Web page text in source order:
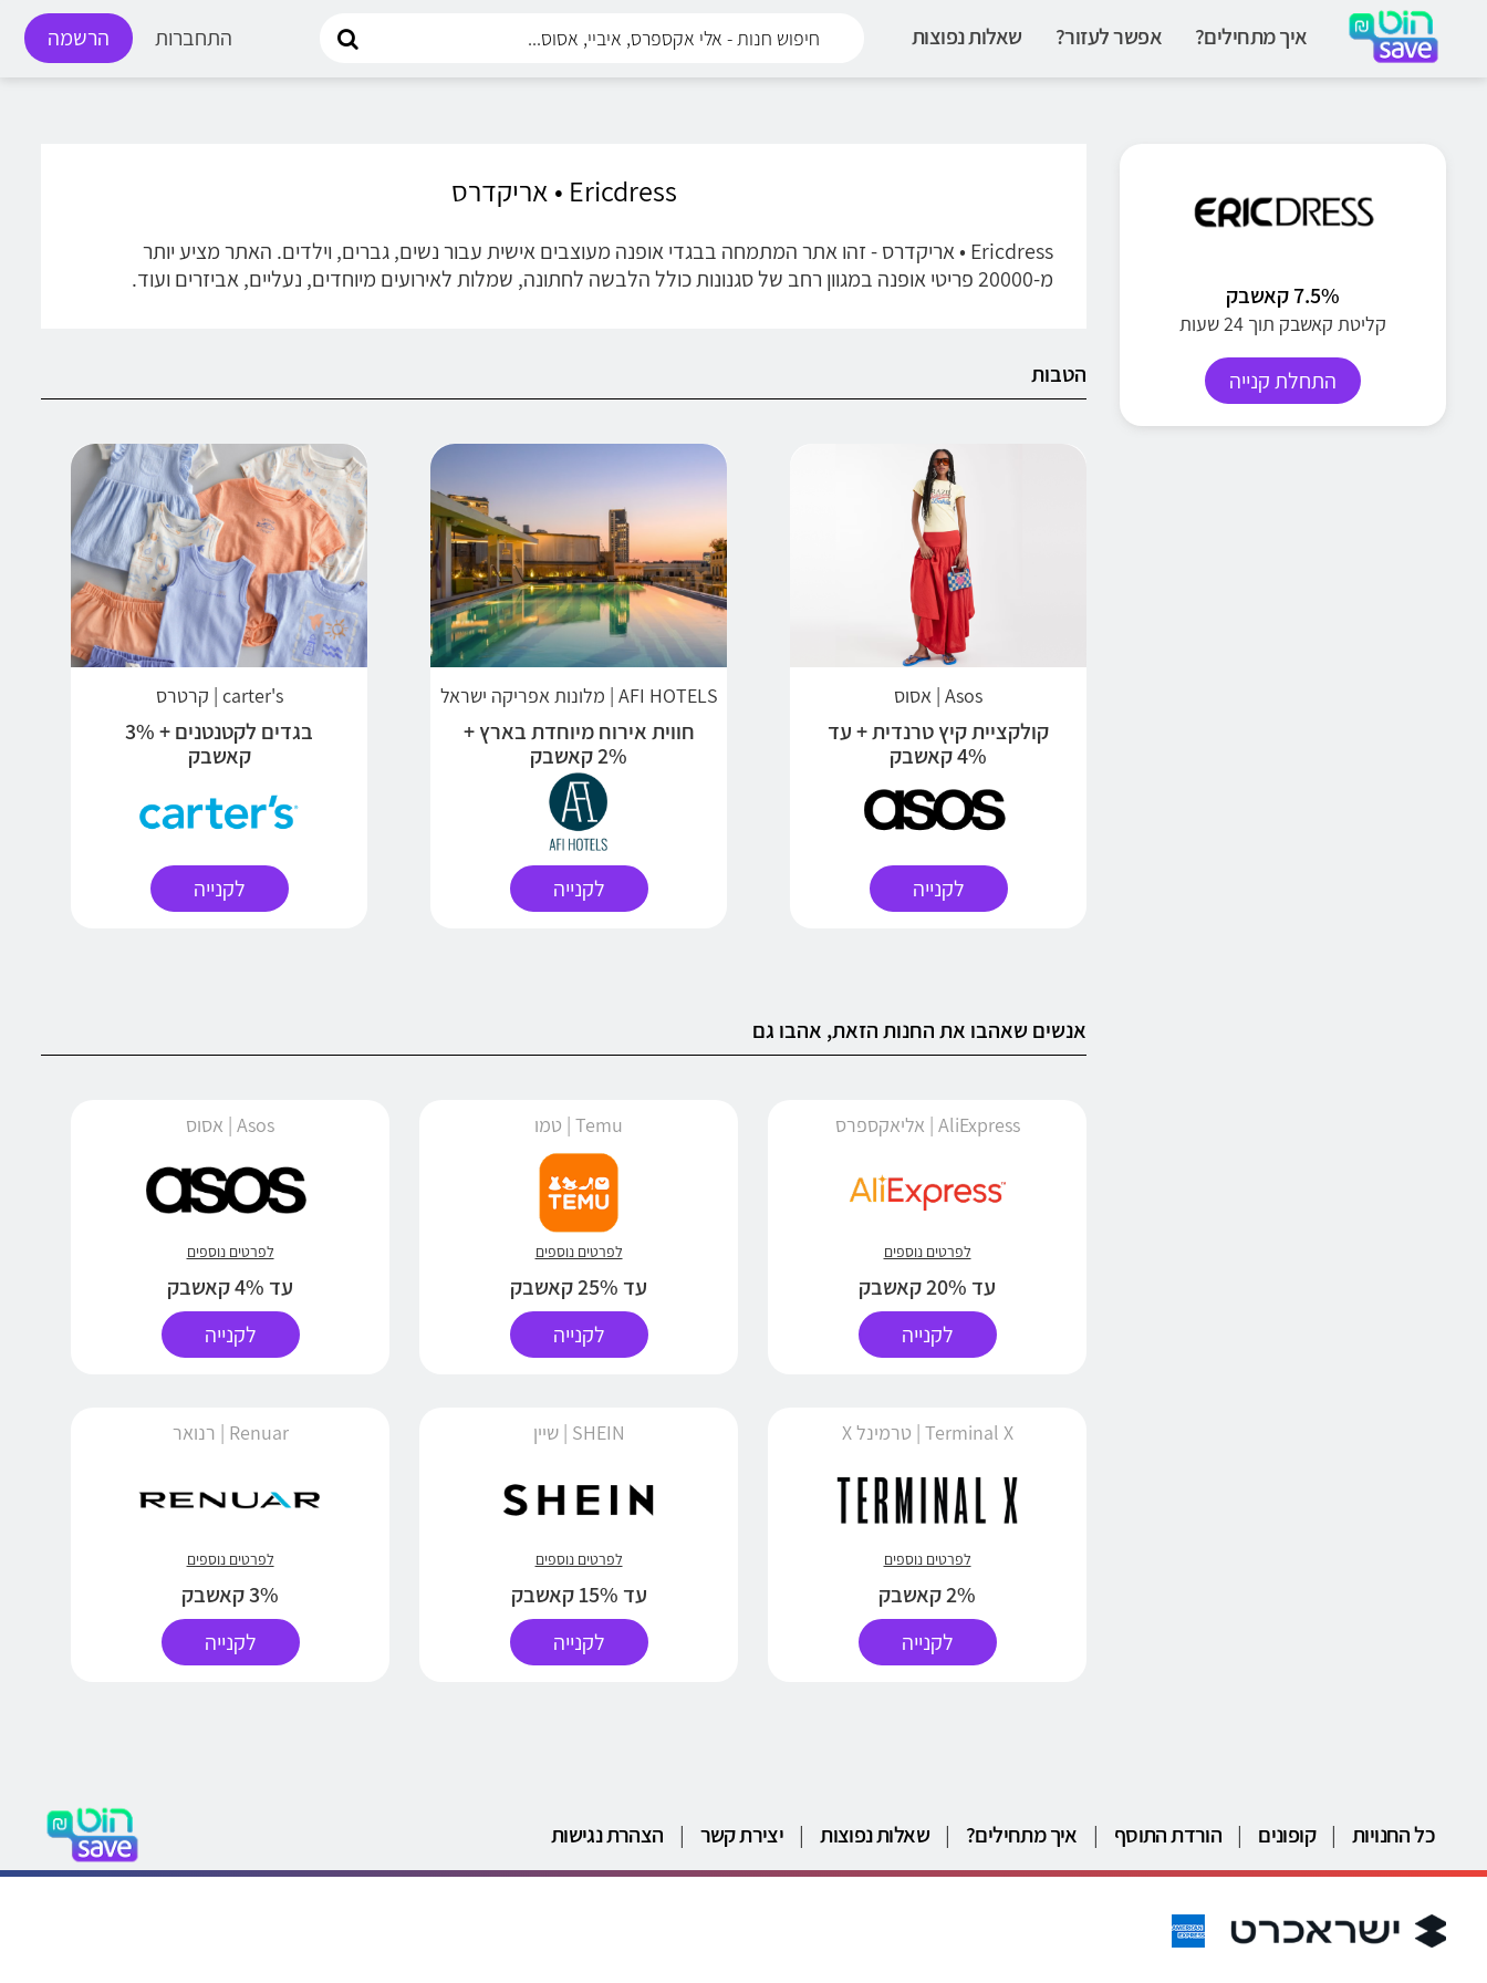
איך מתחילים? אפשר לעזור? שאלות נפוצות הרשמה התחברות
7.5% קאשבק
קליטת קאשבק תוך 24 שעות
התחלת קנייה
Ericdress • אריקדרס
Ericdress • אריקדרס - זהו אתר המתמחה בבגדי אופנה מעוצבים אישית עבור נשים, גברים, וילדים. האתר מציע יותר
מ-20000 פריטי אופנה במגוון רחב של סגנונות כולל הלבשה לחתונה, שמלות לאירועים מיוחדים, נעליים, אביזרים ועוד.
הטבות
Asos | אסוס
קולקציית קיץ טרנדית + עד
4% קאשבק
לקנייה
AFI HOTELS | מלונות אפריקה ישראל
חווית אירוח מיוחדת בארץ +
2% קאשבק
לקנייה
carter's | קרטרס
בגדים לקטנטנים + 3%
קאשבק
לקנייה
אנשים שאהבו את החנות הזאת, אהבו גם
AliExpress | אליאקספרס
לפרטים נוספים
עד 20% קאשבק
לקנייה
Temu | טמו
לפרטים נוספים
עד 25% קאשבק
לקנייה
Asos | אסוס
לפרטים נוספים
עד 4% קאשבק
לקנייה
Terminal X | טרמינל X
לפרטים נוספים
2% קאשבק
לקנייה
SHEIN | שיין
לפרטים נוספים
עד 15% קאשבק
לקנייה
Renuar | רנואר
לפרטים נוספים
3% קאשבק
לקנייה
כל החנויות | קופונים | הורדת התוסף | איך מתחילים? | שאלות נפוצות | יצירת קשר | הצהרת נגישות